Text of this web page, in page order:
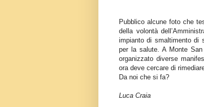
Pubblico alcune foto che
della volontà
impianto di smaltimento di
per la salute. A Monte
organizzato diverse
ora deve cercare di
Da noi che si fa?
Luca Craia